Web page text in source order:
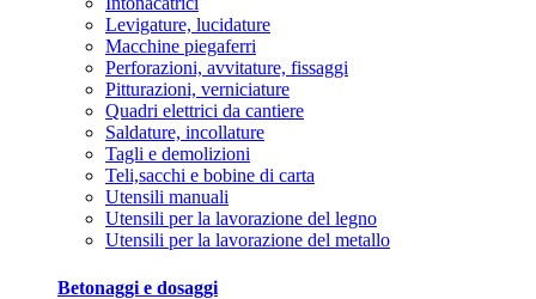
Levigature, lucidature
Macchine piegaferri
Perforazioni, avvitature, fissaggi
Pitturazioni, verniciature
Quadri elettrici da cantiere
Saldature, incollature
Tagli e demolizioni
Teli,sacchi e bobine di carta
Utensili manuali
Utensili per la lavorazione del legno
Utensili per la lavorazione del metallo
Betonaggi e dosaggi